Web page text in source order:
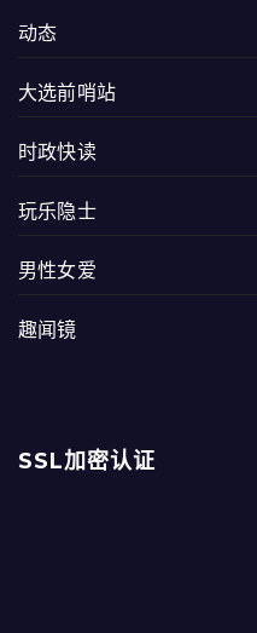
动态
大选前哨站
时政快读
玩乐隐士
男性女爱
趣闻镜
SSL加密认证